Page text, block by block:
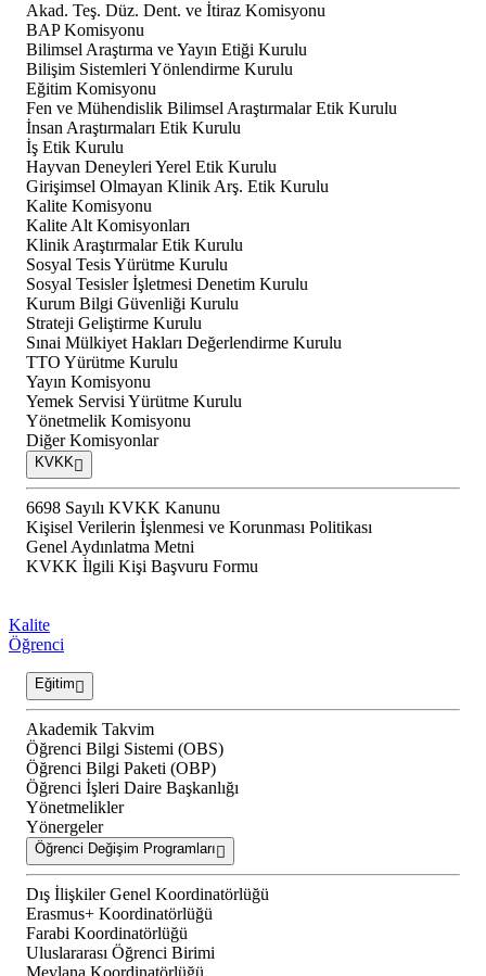
Akad. Teş. Düz. Dent. ve İtiraz Komisyonu
BAP Komisyonu
Bilimsel Araştırma ve Yayın Etiği Kurulu
Bilişim Sistemleri Yönlendirme Kurulu
Eğitim Komisyonu
Fen ve Mühendislik Bilimsel Araştırmalar Etik Kurulu
İnsan Araştırmaları Etik Kurulu
İş Etik Kurulu
Hayvan Deneyleri Yerel Etik Kurulu
Girişimsel Olmayan Klinik Arş. Etik Kurulu
Kalite Komisyonu
Kalite Alt Komisyonları
Klinik Araştırmalar Etik Kurulu
Sosyal Tesis Yürütme Kurulu
Sosyal Tesisler İşletmesi Denetim Kurulu
Kurum Bilgi Güvenliği Kurulu
Strateji Geliştirme Kurulu
Sınai Mülkiyet Hakları Değerlendirme Kurulu
TTO Yürütme Kurulu
Yayın Komisyonu
Yemek Servisi Yürütme Kurulu
Yönetmelik Komisyonu
Diğer Komisyonlar
KVKK
6698 Sayılı KVKK Kanunu
Kişisel Verilerin İşlenmesi ve Korunması Politikası
Genel Aydınlatma Metni
KVKK İlgili Kişi Başvuru Formu
Kalite
Öğrenci
Eğitim
Akademik Takvim
Öğrenci Bilgi Sistemi (OBS)
Öğrenci Bilgi Paketi (OBP)
Öğrenci İşleri Daire Başkanlığı
Yönetmelikler
Yönergeler
Öğrenci Değişim Programları
Dış İlişkiler Genel Koordinatörlüğü
Erasmus+ Koordinatörlüğü
Farabi Koordinatörlüğü
Uluslararası Öğrenci Birimi